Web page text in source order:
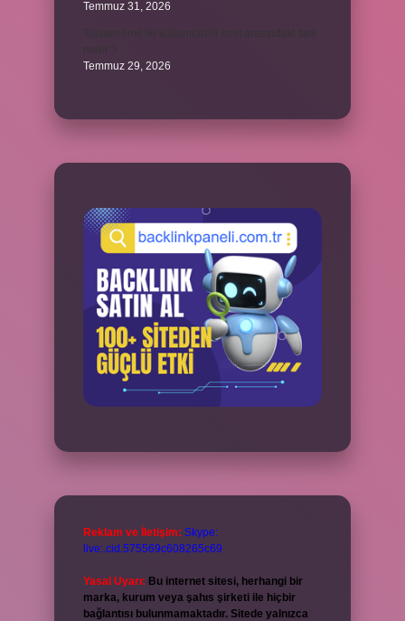
Temmuz 31, 2026
Temmuz 29, 2026
Reklam ve İletişim: Skype:
live:.cid.575569c608265c69
Yasal Uyarı: Bu internet sitesi, herhangi bir
marka, kurum veya şahıs şirketi ile hiçbir
bağlantısı bulunmamaktadır. Sitede yalnızca